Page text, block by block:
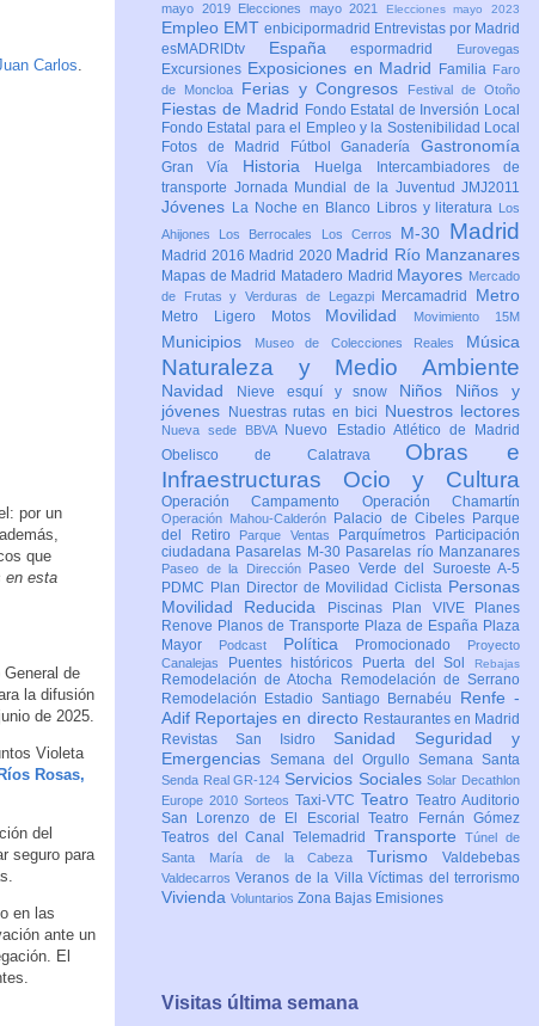
Carlos.
por un
que
en esta
de
la difusión
de 2025.
Violeta
Rosas,
del
seguro para
en las
ante un
El
mayo 2019
Elecciones mayo 2021 Elecciones mayo 2023
Empleo EMT enbicipormadrid Entrevistas por Madrid
esMADRIDtv Españaespormadrid Eurovegas
Excursiones Exposiciones en Madrid Familia Faro
de Moncloa
Ferias y Congresos Festival de Otoño
Fiestas de Madrid Fondo Estatal de Inversión Local
Fondo Estatal para el Empleo y la Sostenibilidad Local
Fotos de Madrid
FútbolGanaderíaGastronomía
Gran Vía Historia Huelga
Intercambiadores de
transporte Jornada Mundial de la Juventud JMJ2011
Jóvenes La Noche en Blanco Libros y literatura
Los
Ahijones
Los Berrocales Los Cerros M-30 Madrid
Madrid 2016 Madrid 2020 Madrid Río Manzanares
Mapas de Madrid Matadero Madrid Mayores Mercado
de Frutas y Verduras de Legazpi
Mercamadrid Metro
Metro Ligero Motos Movilidad Movimiento 15M
Municipios Museo de Colecciones Reales Música
Naturaleza y Medio Ambiente
Navidad Nieve esquí y snow Niños Niños y
jóvenes
Nuestras rutas en bici Nuestros lectores
Nueva sede BBVA
Nuevo Estadio Atlético de Madrid
Obelisco de Calatrava Obras e
Infraestructuras Ocio y Cultura
Operación Campamento Operación Chamartín
Operación Mahou-Calderón Palacio de Cibeles Parque
del Retiro
Parque Ventas Parquímetros
Participación
ciudadana Pasarelas M-30 Pasarelas río Manzanares
Paseo de la Dirección
Paseo Verde del Suroeste A-5
PDMC Plan Director de Movilidad Ciclista Personas
Movilidad Reducida
Piscinas Plan VIVE
Planes
Renove Planos de Transporte Plaza de España Plaza
Mayor
Podcast Política Promocionado
Proyecto
Canalejas
Puentes históricos Puerta del Sol Rebajas
Remodelación de Atocha
Remodelación de Serrano
Remodelación Estadio Santiago Bernabéu Renfe -
Adif Reportajes en directo Restaurantes en Madrid
Revistas San Isidro Sanidad Seguridad y
Emergencias Semana del Orgullo Semana Santa
Senda Real GR-124 Servicios SocialesSolar Decathlon
Europe 2010 Sorteos Taxi-VTC Teatro Teatro Auditorio
San Lorenzo de El EscorialTeatro Fernán Gómez
Teatros del Canal Telemadrid TransporteTúnel de
Santa María de la Cabeza Turismo Valdebebas
ValdecarrosVeranos de la VillaVíctimas del terrorismo
Vivienda Voluntarios Zona Bajas Emisiones
Visitas última semana